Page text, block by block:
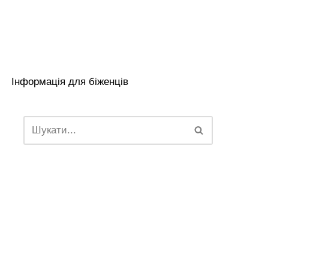
Iнформація для біженців